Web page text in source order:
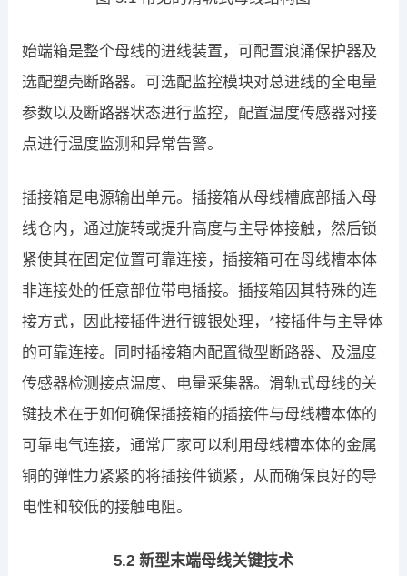
始端箱是整个母线的进线装置，可配置浪涌保护器及
选配塑壳断路器。可选配监控模块对总进线的全电量
参数以及断路器状态进行监控，配置温度传感器对接
点进行温度监测和异常告警。
插接箱是电源输出单元。插接箱从母线槽底部插入母
线仓内，通过旋转或提升高度与主导体接触，然后锁
紧使其在固定位置可靠连接，插接箱可在母线槽本体
非连接处的任意部位带电插接。插接箱因其特殊的连
接方式，因此接插件进行镀银处理，*接插件与主导体
的可靠连接。同时插接箱内配置微型断路器、及温度
传感器检测接点温度、电量采集器。滑轨式母线的关
键技术在于如何确保插接箱的插接件与母线槽本体的
可靠电气连接，通常厂家可以利用母线槽本体的金属
铜的弹性力紧紧的将插接件锁紧，从而确保良好的导
电性和较低的接触电阻。
5.2 新型末端母线关键技术